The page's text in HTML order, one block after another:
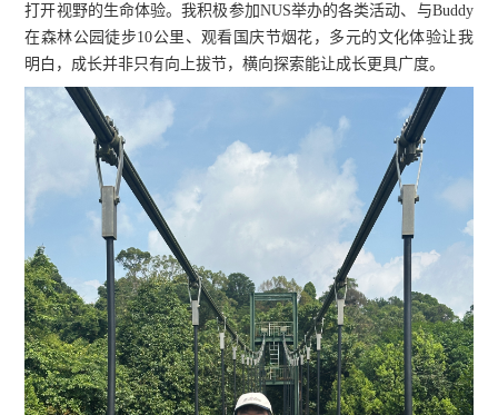
打开视野的生命体验。我积极参加NUS举办的各类活动、与Buddy
在森林公园徒步10公里、观看国庆节烟花，多元的文化体验让我
明白，成长并非只有向上拔节，横向探索能让成长更具广度。